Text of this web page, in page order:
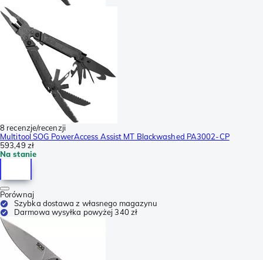
8 recenzje/recenzji
Multitool SOG PowerAccess Assist MT Blackwashed PA3002-CP
593,49 zł
Na stanie
Porównaj
Szybka dostawa z własnego magazynu
Darmowa wysyłka powyżej 340 zł